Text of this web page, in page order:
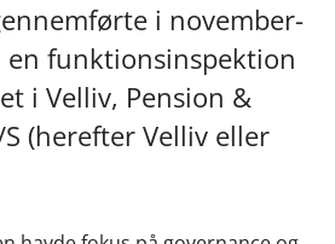
i november-
en funktionsinspektion
i Velliv, Pension &
(herefter Velliv eller